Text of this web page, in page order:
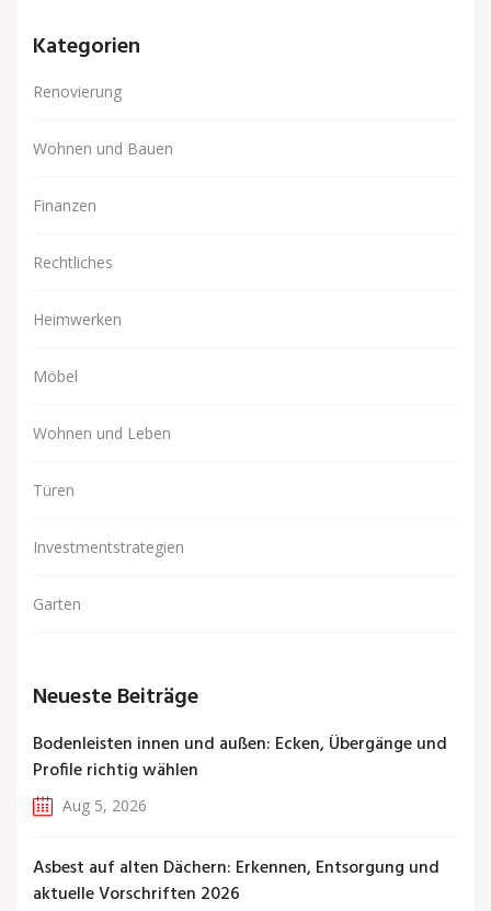
Kategorien
Renovierung
Wohnen und Bauen
Finanzen
Rechtliches
Heimwerken
Möbel
Wohnen und Leben
Türen
Investmentstrategien
Garten
Neueste Beiträge
Bodenleisten innen und außen: Ecken, Übergänge und
Profile richtig wählen
Aug 5, 2026
Asbest auf alten Dächern: Erkennen, Entsorgung und
aktuelle Vorschriften 2026